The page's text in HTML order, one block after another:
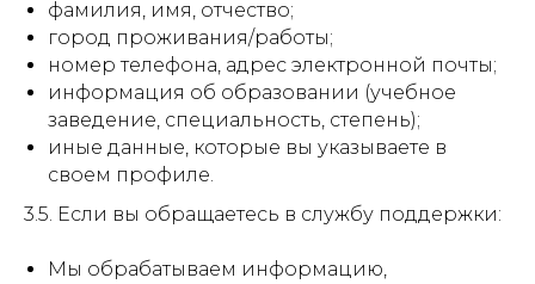
фамилия, имя, отчество;
город проживания/работы;
номер телефона, адрес электронной почты;
информация об образовании (учебное
заведение, специальность, степень);
иные данные, которые вы указываете в
своем профиле.
3.5. Если вы обращаетесь в службу поддержки:
Мы обрабатываем информацию,